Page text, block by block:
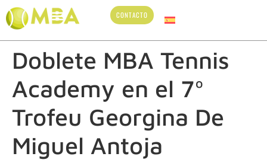
CONTACTO
Doblete MBA Tennis
Academy en el 7º
Trofeu Georgina De
Miguel Antoja